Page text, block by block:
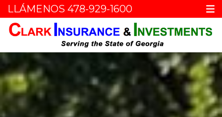
LLÁMENOS 478-929-1600